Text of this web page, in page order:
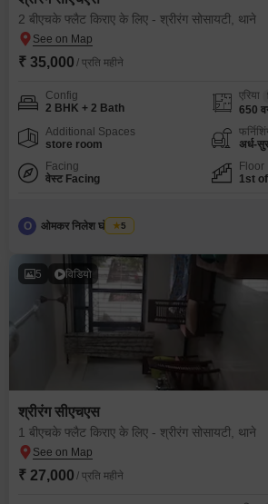
2 बीएचके फ्लैट किराए के लिए - श्रीरंग सोसायटी, थाने
₹ 35,000 / प्रति महीने
Config
2 BHK + 2 Bath
एरिया
650
Additional Spaces
store room
अर्ध-
Facing
वेस्ट Facing
Floor
1st
O ओमकर निलेश घोसलकर
5
5 विडियो
श्रीरंग सीएचएस
1 बीएचके फ्लैट किराए के लिए - श्रीरंग सोसायटी, थाने
₹ 27,000 / प्रति महीने